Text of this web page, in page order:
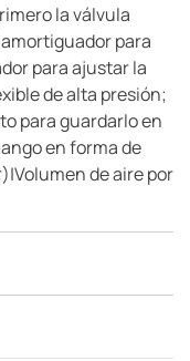
la válvula
para
para ajustar la
de alta presión;
para guardarlo en
en forma de
de aire por